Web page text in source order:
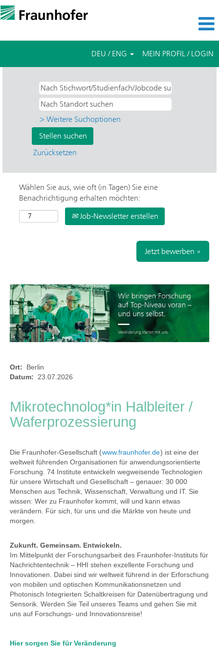
DEU / ENG MEIN PROFIL / LOGIN
> Weitere Suchoptionen
Zurücksetzen
Wählen Sie aus, wie oft (in Tagen) Sie eine
Benachrichtigung erhalten möchten:
Job-Newsletter erstellen
Jetzt bewerben »
Ort: Berlin
Datum: 23.07.2026
Mikrotechnolog*in Halbleiter /
Waferprozessierung
Die Fraunhofer-Gesellschaft (www.fraunhofer.de) ist eine der
weltweit führenden Organisationen für anwendungsorientierte
Forschung. 74 Institute entwickeln wegweisende Technologien
für unsere Wirtschaft und Gesellschaft – genauer: 30 000
Menschen aus Technik, Wissenschaft, Verwaltung und IT. Sie
wissen: Wer zu Fraunhofer kommt, will und kann etwas
verändern. Für sich, für uns und die Märkte von heute und
morgen.
Zukunft. Gemeinsam. Entwickeln.
Im Mittelpunkt der Forschungsarbeit des Fraunhofer-Instituts für
Nachrichtentechnik – HHI stehen exzellente Forschung und
Innovationen. Dabei sind wir weltweit führend in der Erforschung
von mobilen und optischen Kommunikationsnetzen und
Photonisch Integrierten Schaltkreisen für Datenübertragung und
Sensorik. Werden Sie Teil unseres Teams und gehen Sie mit
uns auf Forschungs- und Innovationsreise!
Hier sorgen Sie für Veränderung